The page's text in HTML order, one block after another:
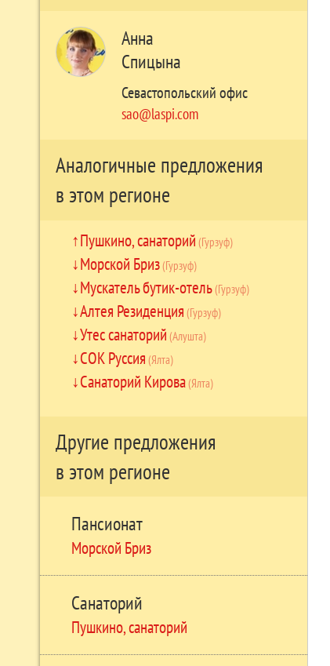
Анна
Спицына
Севастопольский офис
sao@laspi.com
Аналогичные предложения
в этом регионе
Пушкино, санаторий (Гурзуф)
Морской Бриз(Гурзуф)
Мускатель бутик-отель(Гурзуф)
Алтея Резиденция (Гурзуф)
Утес санаторий (Алушта)
СОК Руссия (Ялта)
Санаторий Кирова(Ялта)
Другие предложения
в этом регионе
Пансионат
Морской Бриз
Санаторий
Пушкино, санаторий